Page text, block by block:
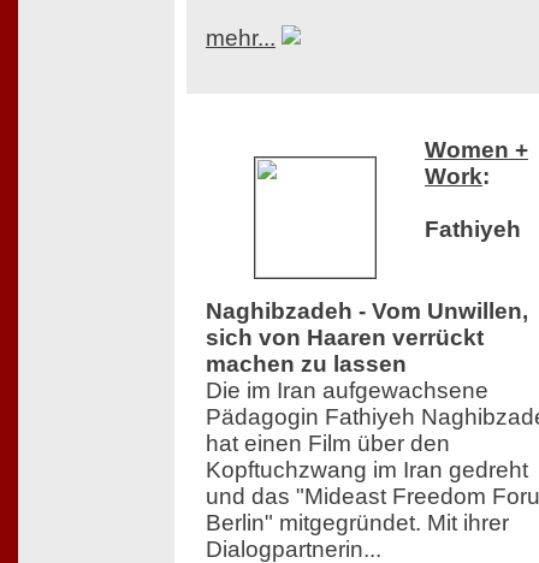
mehr...
Women +
Work:
Fathiyeh
Naghibzadeh - Vom Unwillen,
sich von Haaren verrückt
machen zu lassen
Die im Iran aufgewachsene
Pädagogin Fathiyeh
hat einen Film über den
Kopftuchzwang im Iran gedreht
und das "Mideast Freedom
Berlin" mitgegründet. Mit ihrer
Dialogpartnerin...